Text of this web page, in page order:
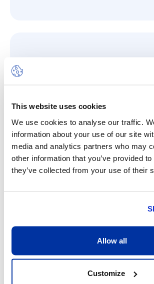
This website uses cookies
We use cookies to analyse our traffic.
information about your use of our site
media and analytics partners who may
other information that you’ve provided
they’ve collected from your use of their
Allow all
Customize
conseillères et conseillers
En savoir plus
Chaque jour, notre prestataire SV
des repas sains et équilibrés et
pour le respect de